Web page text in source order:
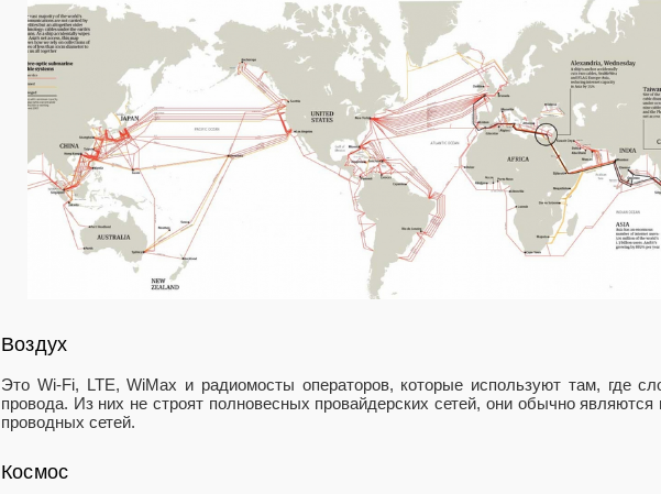
Воздух
Это Wi-Fi, LTE, WiMax и радиомосты операторов, которые используют там, где
провода. Из них не строят полновесных провайдерских сетей, они обычно
проводных сетей.
Космос